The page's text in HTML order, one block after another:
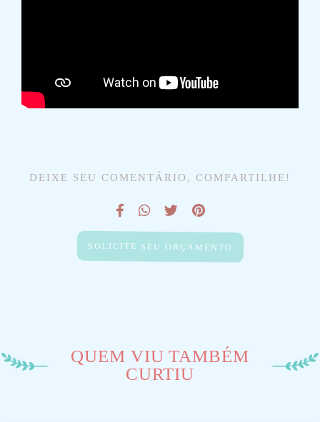
DEIXE SEU COMENTÁRIO, COMPARTILHE!
SOLICITE SEU ORÇAMENTO
QUEM VIU TAMBÉM
CURTIU